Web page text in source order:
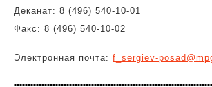
Деканат: 8 (496) 540-10-01
Факс: 8 (496) 540-10-02
Электронная почта: f_sergiev-